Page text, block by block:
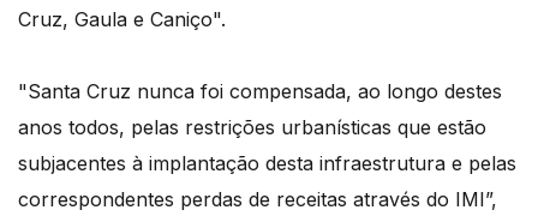
Cruz, Gaula e Caniço".
"Santa Cruz nunca foi compensada, ao longo destes
anos todos, pelas restrições urbanísticas que estão
subjacentes à implantação desta infraestrutura e pelas
correspondentes perdas de receitas através do IMI”,